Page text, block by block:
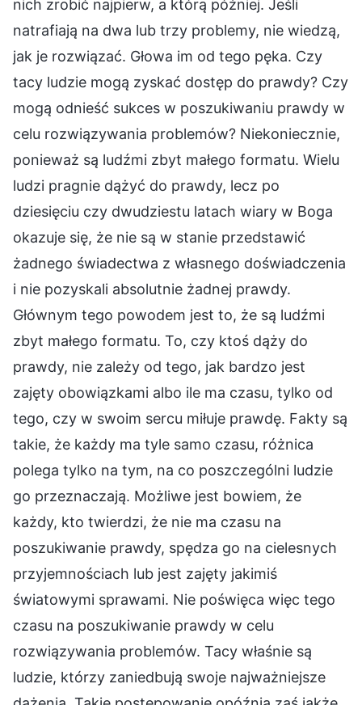
nich zrobić najpierw, a którą później. Jeśli
natrafiają na dwa lub trzy problemy, nie wiedzą,
jak je rozwiązać. Głowa im od tego pęka. Czy
tacy ludzie mogą zyskać dostęp do prawdy? Czy
mogą odnieść sukces w poszukiwaniu prawdy w
celu rozwiązywania problemów? Niekoniecznie,
ponieważ są ludźmi zbyt małego formatu. Wielu
ludzi pragnie dążyć do prawdy, lecz po
dziesięciu czy dwudziestu latach wiary w Boga
okazuje się, że nie są w stanie przedstawić
żadnego świadectwa z własnego doświadczenia
i nie pozyskali absolutnie żadnej prawdy.
Głównym tego powodem jest to, że są ludźmi
zbyt małego formatu. To, czy ktoś dąży do
prawdy, nie zależy od tego, jak bardzo jest
zajęty obowiązkami albo ile ma czasu, tylko od
tego, czy w swoim sercu miłuje prawdę. Fakty są
takie, że każdy ma tyle samo czasu, różnica
polega tylko na tym, na co poszczególni ludzie
go przeznaczają. Możliwe jest bowiem, że
każdy, kto twierdzi, że nie ma czasu na
poszukiwanie prawdy, spędza go na cielesnych
przyjemnościach lub jest zajęty jakimiś
światowymi sprawami. Nie poświęca więc tego
czasu na poszukiwanie prawdy w celu
rozwiązywania problemów. Tacy właśnie są
ludzie, którzy zaniedbują swoje najważniejsze